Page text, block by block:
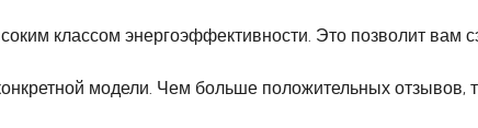
классом энергоэффективности. Это позволит вам
модели. Чем больше положительных